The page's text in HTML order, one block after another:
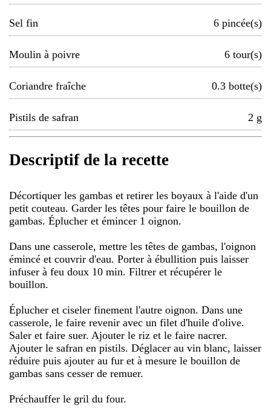
Sel fin 6 pincée(s)
Moulin à poivre 6 tour(s)
Coriandre fraîche 0.3 botte(s)
Pistils de safran 2 g
Descriptif de la recette
Décortiquer les gambas et retirer les boyaux à l'aide d'un
petit couteau. Garder les têtes pour faire le bouillon de
gambas. Éplucher et émincer 1 oignon.
Dans une casserole, mettre les têtes de gambas, l'oignon
émincé et couvrir d'eau. Porter à ébullition puis laisser
infuser à feu doux 10 min. Filtrer et récupérer le
bouillon.
Éplucher et ciseler finement l'autre oignon. Dans une
casserole, le faire revenir avec un filet d'huile d'olive.
Saler et faire suer. Ajouter le riz et le faire nacrer.
Ajouter le safran en pistils. Déglacer au vin blanc, laisser
réduire puis ajouter au fur et à mesure le bouillon de
gambas sans cesser de remuer.
Préchauffer le gril du four.